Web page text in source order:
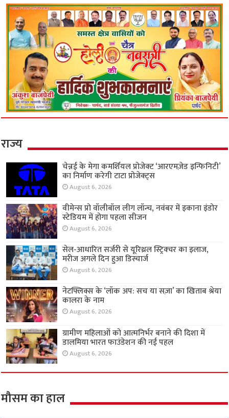
राज्य
चेन्नई के मेगा कमर्शियल प्रोजेक्ट ‘आरएमज़ेड इन्फिनिटी’
का निर्माण करेगी टाटा प्रोजेक्ट्स
August 6, 2026
वीमेन्स प्रो वॉलीबॉल लीग लॉन्च, नवंबर में इकाना इंडोर
स्टेडियम में होगा पहला सीजन
August 6, 2026
सेल-आधारित सर्जरी से यूरिथ्रल स्ट्रिक्चर का इलाज,
मरीज अगले दिन हुआ डिस्चार्ज
August 6, 2026
नेटफ्लिक्स के ‘लॉक अप: सच या सज़ा’ का खिताब श्रेया
कालरा के नाम
August 6, 2026
ग्रामीण महिलाओं को आत्मनिर्भर बनाने की दिशा में
डालमिया भारत फाउंडेशन की नई पहल
August 6, 2026
मौसम का हाल